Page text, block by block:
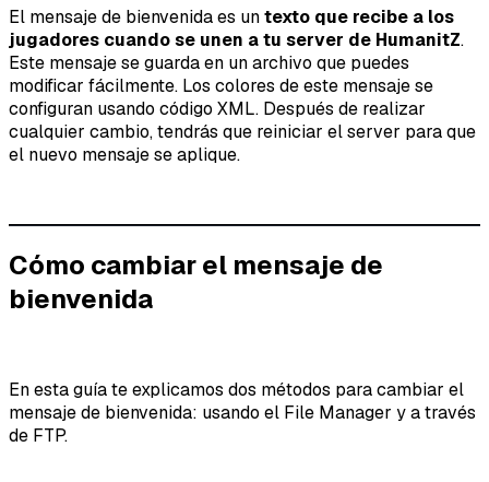
El mensaje de bienvenida es untexto que recibe a los
jugadores cuando se unen a tu server de HumanitZ.
Este mensaje se guarda en un archivo que puedes
modificar fácilmente. Los colores de este mensaje se
configuran usando código XML. Después de realizar
cualquier cambio, tendrás que reiniciar el server para que
el nuevo mensaje se aplique.
Cómo cambiar el mensaje de
bienvenida
En esta guía te explicamos dos métodos para cambiar el
mensaje de bienvenida: usando el File Manager y a través
de FTP.